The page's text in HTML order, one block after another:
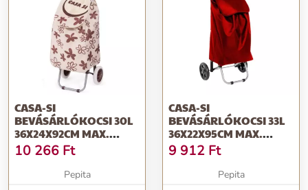
CASA-SI
BEVÁSÁRLÓKOCSI 30L
36X24X92CM MAX.
15KG-IG LARS
10 266 Ft
Pepita
CASA-SI
BEVÁSÁRLÓKOCSI 33L
36X22X95CM MAX.
15KG-IG AMIGO PIROS
9 912 Ft
Pepita